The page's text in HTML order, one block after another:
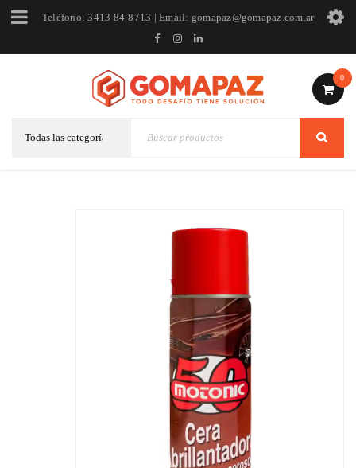
Teléfono: 3413 84-8713 | Email: gomapaz@gomapaz.com.ar
0